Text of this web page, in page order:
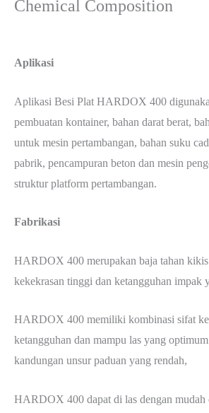
Chemical Composition
Aplikasi
Aplikasi Besi Plat HARDOX 400
pembuatan kontainer, bahan darat berat,
untuk mesin pertambangan, bahan suku
pabrik, pencampuran beton dan mesin
struktur platform pertambangan.
Fabrikasi
HARDOX 400 merupakan baja tahan kikis
kekekrasan tinggi dan ketangguhan impak
HARDOX 400 memiliki kombinasi sifat
ketangguhan dan mampu las yang
kandungan unsur paduan yang rendah,
HARDOX 400 dapat di las dengan mudah